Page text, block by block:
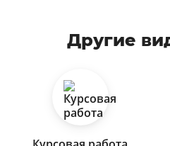
Другие